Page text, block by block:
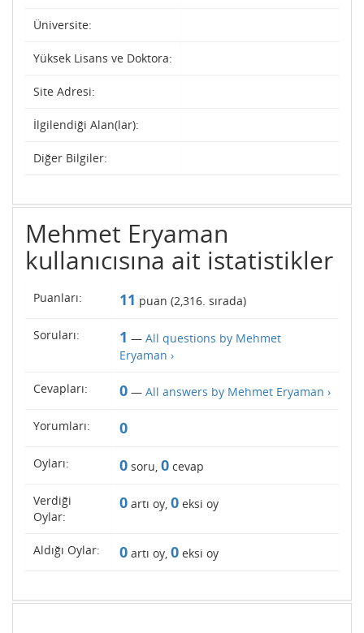
Üniversite:
Yüksek Lisans ve Doktora:
Site Adresi:
İlgilendiği Alan(lar):
Diğer Bilgiler:
Mehmet Eryaman
kullanıcısına ait istatistikler
Puanları: 11 puan (2,316. sırada)
Soruları: 1 — All questions by Mehmet
Eryaman ›
Cevapları: 0 — All answers by Mehmet Eryaman ›
Yorumları: 0
Oyları: 0 soru, 0 cevap
Verdiği
Oylar:
0 artı oy, 0 eksi oy
Aldığı Oylar: 0 artı oy, 0 eksi oy